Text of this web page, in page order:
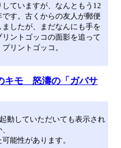
ていますが、なんともう12
す。古くからの友人が郵便
したが、まだなんにも手を
ントゴッコの面影を追って
リントゴッコ。
キモ 怒濤の「ガバサ
動していただいても表示され
能性があります。